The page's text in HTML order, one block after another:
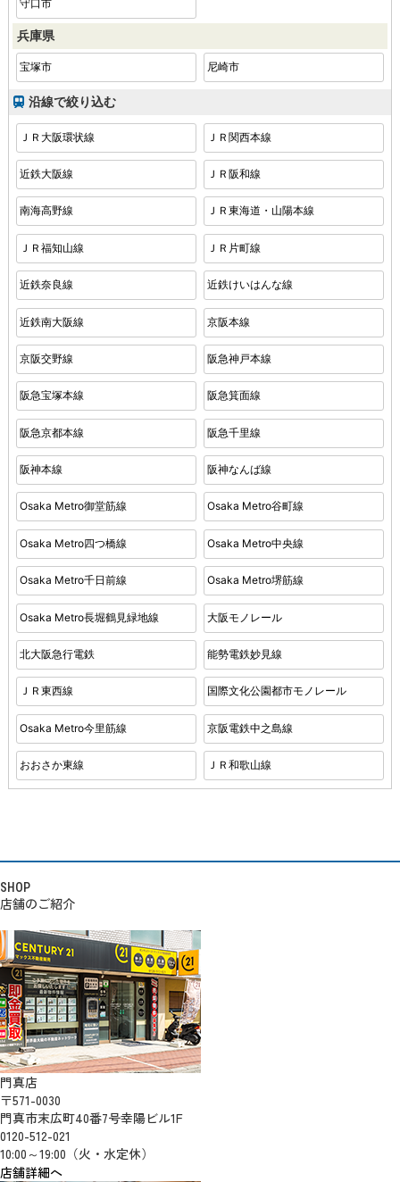
守口市
兵庫県
宝塚市 尼崎市
沿線で絞り込む
ＪＲ大阪環状線 ＪＲ関西本線
近鉄大阪線 ＪＲ阪和線
南海高野線 ＪＲ東海道・山陽本線
ＪＲ福知山線 ＪＲ片町線
近鉄奈良線 近鉄けいはんな線
近鉄南大阪線 京阪本線
京阪交野線 阪急神戸本線
阪急宝塚本線 阪急箕面線
阪急京都本線 阪急千里線
阪神本線 阪神なんば線
Osaka Metro御堂筋線 Osaka Metro谷町線
Osaka Metro四つ橋線 Osaka Metro中央線
Osaka Metro千日前線 Osaka Metro堺筋線
Osaka Metro長堀鶴見緑地線 大阪モノレール
北大阪急行電鉄 能勢電鉄妙見線
ＪＲ東西線 国際文化公園都市モノレール
Osaka Metro今里筋線 京阪電鉄中之島線
おおさか東線 ＪＲ和歌山線
SHOP
店舗のご紹介
門真店
〒571-0030
門真市末広町40番7号幸陽ビル1F
0120-512-021
10:00～19:00（火・水定休）
店舗詳細へ